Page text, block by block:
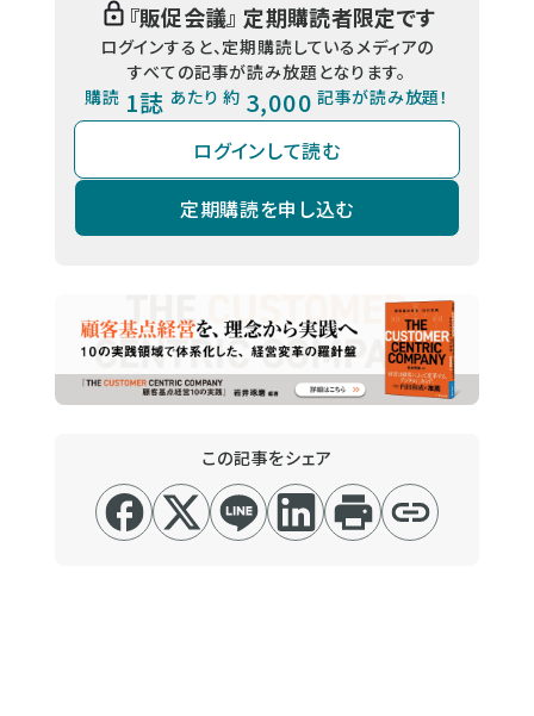
『販促会議』 定期購読者限定です
ログインすると、定期購読しているメディアの
すべての記事が読み放題となります。
購読 1誌 あたり 約 3,000 記事が読み放題！
ログインして読む
定期購読を申し込む
この記事をシェア